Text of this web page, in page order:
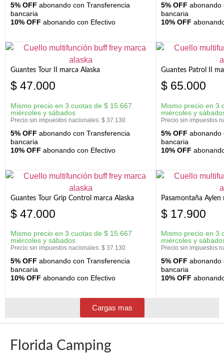
5% OFF abonando con Transferencia
bancaria
10% OFF abonando con Efectivo
5% OFF abonando
bancaria
10% OFF
Guantes Tour II marca Alaska
$ 47.000
Mismo precio en 3 cuotas de $ 15.667
miércoles y sábados
Precio sin impuestos nacionales: $ 37.130
5% OFF abonando con Transferencia
bancaria
10% OFF abonando con Efectivo
Guantes Patrol II
$ 65.000
Mismo precio en 3
miércoles y
Precio sin impuestos
5% OFF abonando
bancaria
10% OFF
Guantes Tour Grip Control marca Alaska
$ 47.000
Mismo precio en 3 cuotas de $ 15.667
miércoles y sábados
Precio sin impuestos nacionales: $ 37.130
5% OFF abonando con Transferencia
bancaria
10% OFF abonando con Efectivo
Pasamontaña Aylen
$ 17.900
Mismo precio en 3
miércoles y
Precio sin impuestos
5% OFF abonando
bancaria
10% OFF
Cargas mas
Florida Camping